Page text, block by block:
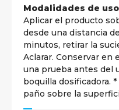
Modalidades de
Aplicar el producto
desde una distancia
minutos, retirar la
Aclarar. Conservar en
una prueba antes del
boquilla dosificadora.
paño sobre la